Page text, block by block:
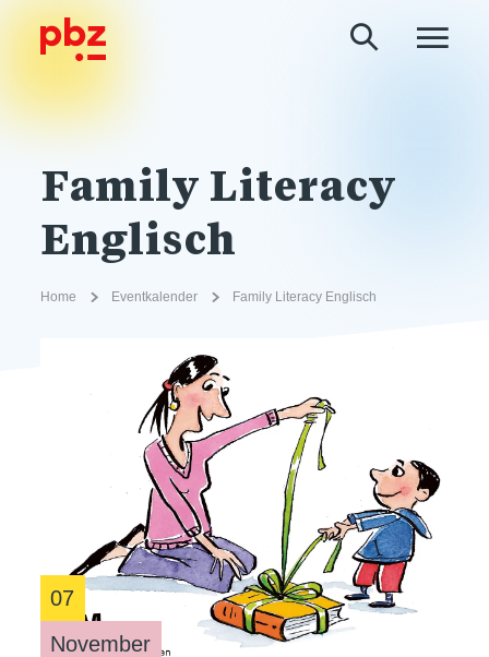
Family Literacy
Englisch
Home Eventkalender Family Literacy Englisch
07
November